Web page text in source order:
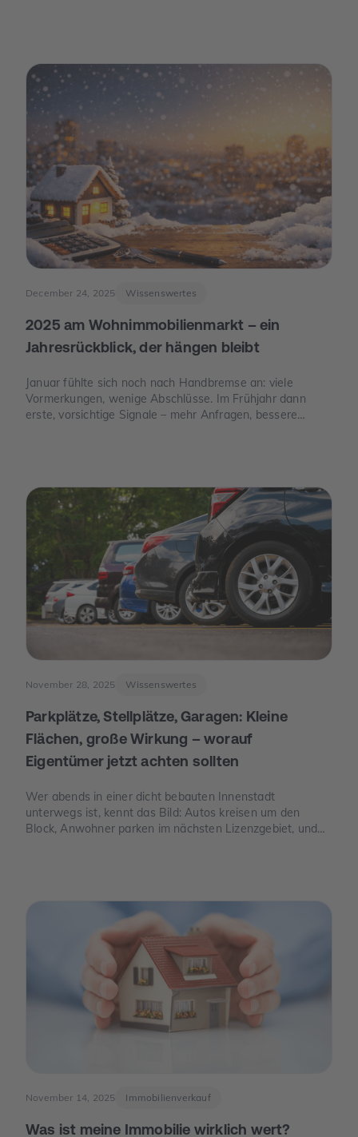
December 24, 2025 Wissenswertes
2025 am Wohnimmobilienmarkt – ein
Jahresrückblick, der hängen bleibt
Januar fühlte sich noch nach Handbremse an: viele
Vormerkungen, wenige Abschlüsse. Im Frühjahr dann
erste, vorsichtige Signale – mehr Anfragen, bessere
mehr „Was ist wirklich möglich?“.
November 28, 2025 Wissenswertes
Parkplätze, Stellplätze, Garagen: Kleine
Flächen, große Wirkung – worauf
Eigentümer jetzt achten sollten
Wer abends in einer dicht bebauten Innenstadt
unterwegs ist, kennt das Bild: Autos kreisen um den
Block, Anwohner parken im nächsten Lizenzgebiet, und
und E-Mobilität den Wert eines Stellplatzes oder einer
Garage verändern können.
November 14, 2025 Immobilienverkauf
Was ist meine Immobilie wirklich wert?